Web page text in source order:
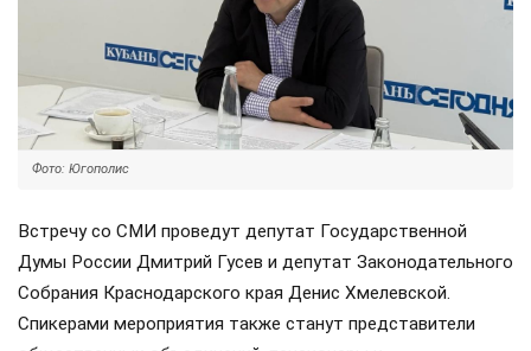
Фото: Югополис
Встречу со СМИ проведут депутат Государственной
Думы России Дмитрий Гусев и депутат Законодательного
Собрания Краснодарского края Денис Хмелевской.
Спикерами мероприятия также станут представители